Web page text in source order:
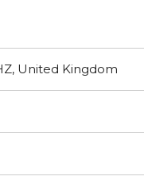
United Kingdom